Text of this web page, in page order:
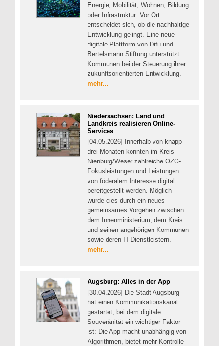
Energie, Mobilität, Wohnen, Bildung
oder Infrastruktur: Vor Ort
entscheidet sich, ob die nachhaltige
Entwicklung gelingt. Eine neue
digitale Plattform von Difu und
Bertelsmann Stiftung unterstützt
Kommunen bei der Steuerung ihrer
zukunftsorientierten Entwicklung.
mehr...
Niedersachsen: Land und
Landkreis realisieren Online-
Services
[04.05.2026] Innerhalb von knapp
drei Monaten konnten im Kreis
Nienburg/Weser zahlreiche OZG-
Fokusleistungen und Leistungen
von föderalem Interesse digital
bereitgestellt werden. Möglich
wurde dies durch ein neues
gemeinsames Vorgehen zwischen
dem Innenministerium, dem Kreis
und seinen angehörigen Kommunen
sowie deren IT-Dienstleistern.
mehr...
Augsburg: Alles in der App
[30.04.2026] Die Stadt Augsburg
hat einen Kommunikationskanal
gestartet, bei dem digitale
Souveränität ein wichtiger Faktor
ist: Die App macht unabhängig von
Algorithmen, bietet mehr Kontrolle